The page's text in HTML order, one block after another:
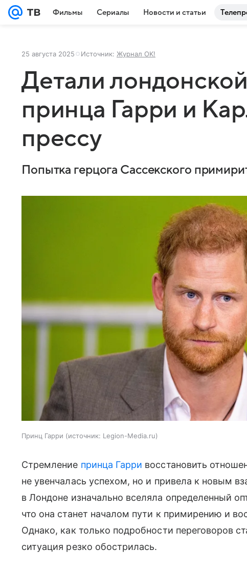
Фильмы Сериалы Новости и статьи
25 августа 2025 Источник: Журнал OK!
Детали
принца Гарри и
прессу
Попытка герцога Сассекского
Принц Гарри источник: Legion-Media.ru
Стремление принца Гарри восстановить
не увенчалась успехом, но и привела к новым
в Лондоне изначально вселяла определенный
что она станет началом пути к примирению и
Однако, как только подробности переговоров
ситуация резко обострилась.